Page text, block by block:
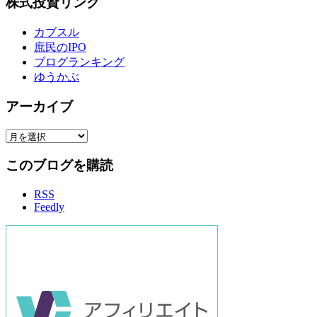
カブスル
庶民のIPO
ブログランキング
ゆうかぶ
アーカイブ
ア
カ
このブログを購読
RSS
Feedly